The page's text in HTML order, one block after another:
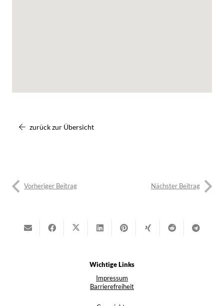
zurück zur Übersicht
Vorheriger Beitrag Nächster Beitrag
Wichtige Links
Impressum
Barrierefreiheit